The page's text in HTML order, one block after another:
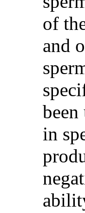
of
and
been
in